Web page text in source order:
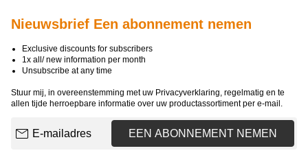
Nieuwsbrief Een abonnement nemen
Exclusive discounts for subscribers
1x all/ new information per month
Unsubscribe at any time
Stuur mij, in overeenstemming met uw Privacyverklaring, regelmatig en te
allen tijde herroepbare informatie over uw productassortiment per e-mail.
EEN ABONNEMENT NEMEN